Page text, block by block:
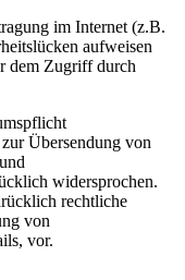
im Internet (z.B.
aufweisen
dem Zugriff durch
Übersendung von
widersprochen.
rechtliche
von
vor.